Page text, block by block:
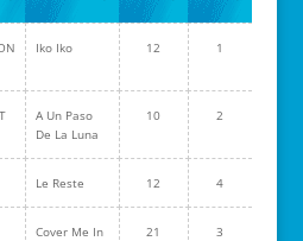
Iko Iko 12 1
A Un Paso
De La Luna
10 2
Le Reste 12 4
Cover Me In
21 3